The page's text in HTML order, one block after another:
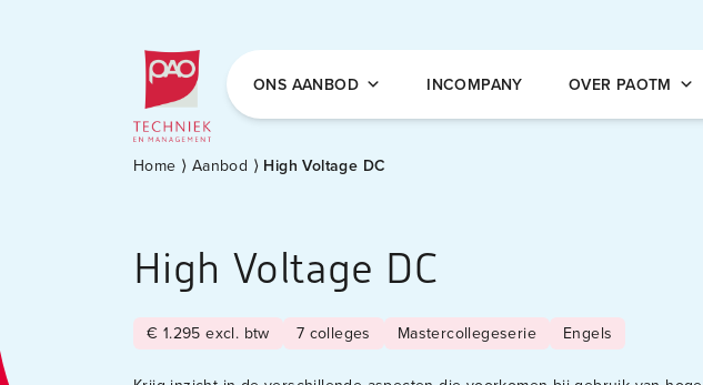
Postacademische cursussen, leergangen en opleidingen
ONS AANBOD INCOMPANY OVER PAOTM
Home ⟩ Aanbod ⟩ High Voltage DC
High Voltage DC
€ 1.295 excl. btw 7 colleges Mastercollegeserie Engels